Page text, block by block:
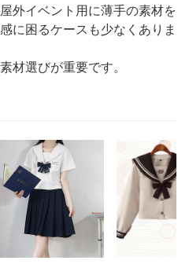
屋外イベント用に薄手の素材を
に困るケースも少なくありま
材選びが重要です。